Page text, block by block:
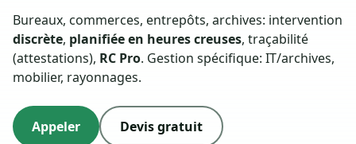
Bureaux, commerces, entrepôts, archives: intervention
discrète, planifiée en heures creuses, traçabilité
(attestations), RC Pro. Gestion spécifique: IT/archives,
mobilier, rayonnages.
Appeler Devis gratuit